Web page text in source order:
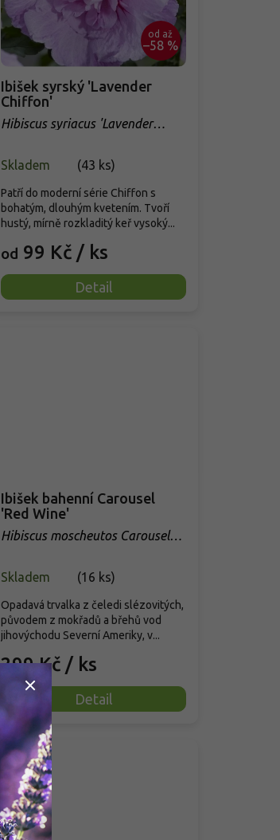
od až
–58 %
Ibišek syrský 'Lavender
Chiffon'
Hibiscus syriacus 'Lavender
Skladem
(43 ks)
od 99 Kč / ks
Detail
Patří do moderní série Chiffon s
bohatým, dlouhým kvetením. Tvoří
hustý, mírně rozkladitý keř vysoký...
Ibišek bahenní Carousel
'Red Wine'
Hibiscus moscheutos Carousel
Skladem
(16 ks)
299 Kč / ks
Detail
Opadavá trvalka z čeledi slézovitých,
původem z mokřadů a břehů vod
jihovýchodu Severní Ameriky, v...